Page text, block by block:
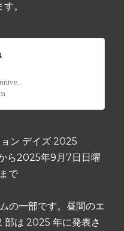
。
Freddie Celebration Days pour l'anniversaire de Freddie Mercury
ン デイズ 2025
ら2025年9月7日日曜
で
の一部です。昼間のエ
部は 2025 年に発表さ